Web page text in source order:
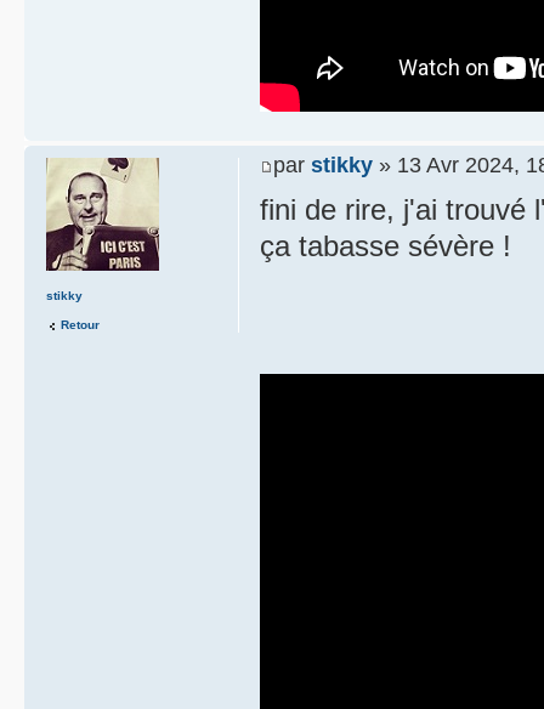
par stikky » 13 Avr 2024,
fini de rire, j'ai trouvé
ça tabasse sévère !
stikky
Retour